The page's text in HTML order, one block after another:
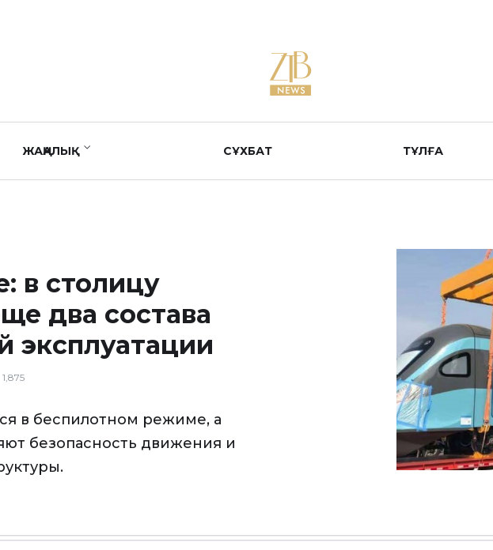
ЖАҢАЛЫҚ СҰХБАТ ТҰЛҒА
в столицу
два состава
эксплуатации
1,875
в беспилотном режиме, а
безопасность движения и